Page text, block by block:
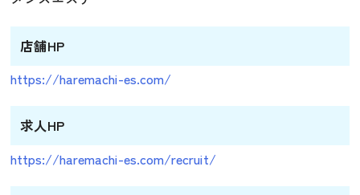
店舗HP
https://haremachi-es.com/
求人HP
https://haremachi-es.com/recruit/